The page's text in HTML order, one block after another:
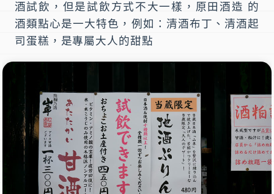
酒試飲，但是試飲方式不大一樣，原田酒造 的
酒類點心是一大特色，例如：清酒布丁、清酒起
司蛋糕，是專屬大人的甜點